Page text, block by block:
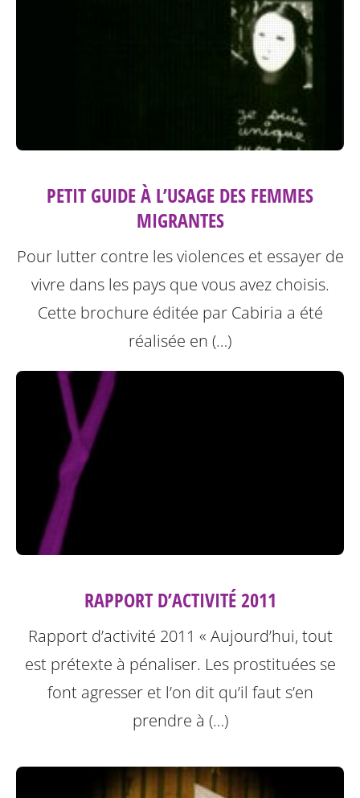
PETIT GUIDE À L’USAGE DES FEMMES
MIGRANTES
Pour lutter contre les violences et essayer de
vivre dans les pays que vous avez choisis.
Cette brochure éditée par Cabiria a été
réalisée en (…)
RAPPORT D’ACTIVITÉ 2011
Rapport d’activité 2011 « Aujourd’hui, tout
est prétexte à pénaliser. Les prostituées se
font agresser et l’on dit qu’il faut s’en
prendre à (…)